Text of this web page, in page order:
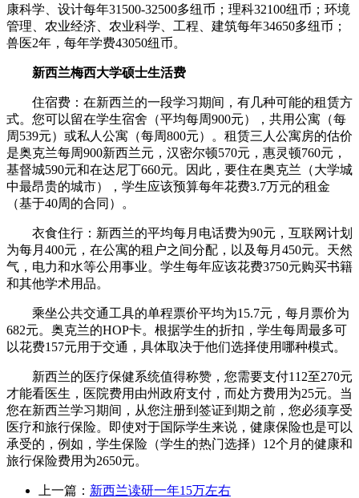
康科学、设计每年31500-32500多纽币；理科32100纽币；环境
管理、农业经济、农业科学、工程、建筑每年34650多纽币；
兽医2年，每年学费43050纽币。
新西兰梅西大学硕士生活费
住宿费：在新西兰的一段学习期间，有几种可能的租赁方
式。您可以留在学生宿舍（平均每周900元），共用公寓（每
周539元）或私人公寓（每周800元）。租赁三人公寓房的估价
是奥克兰每周900新西兰元，汉密尔顿570元，惠灵顿760元，
基督城590元和在达尼丁660元。因此，要住在奥克兰（大学城
中最昂贵的城市），学生应该预算每年花费3.7万元的租金
（基于40周的合同）。
衣食住行：新西兰的平均每月电话费为90元，互联网计划
为每月400元，在公寓的租户之间分配，以及每月450元。天然
气，电力和水等公用事业。学生每年应该花费3750元购买书籍
和其他学术用品。
乘坐公共交通工具的单程票价平均为15.7元，每月票价为
682元。奥克兰的HOP卡。根据学生的折扣，学生每周最多可
以花费157元用于交通，具体取决于他们选择使用哪种模式。
新西兰的医疗保健系统值得称赞，您需要支付112至270元
才能看医生，医院费用由州政府支付，而处方费用为25元。当
您在新西兰学习期间，从您注册到签证到期之前，您必须享受
医疗和旅行保险。即使对于国际学生来说，健康保险也是可以
承受的，例如，学生保险（学生的热门选择）12个月的健康和
旅行保险费用为2650元。
上一篇： 新西兰读研一年15万左右